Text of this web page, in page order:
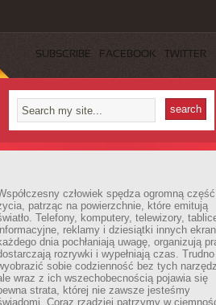
SUBSCRIBE FACEBOOK TWITTER
człowiek spędza ogromną część
patrząc na powierzchnie, które emitują
Telefony, komputery, telewizory,
reklamy i dziesiątki innych
dnia pochłaniają uwagę, organizują
rozrywki i wypełniają czas.
sobie codzienność bez tych
wraz z ich wszechobecnością pojawia się
strata, której nie zawsze jesteśmy
Coraz rzadziej patrzymy w